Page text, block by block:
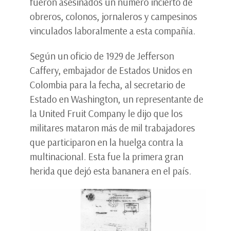
obreros, colonos, jornaleros y campesinos
vinculados laboralmente a esta compañía.
Según un oficio de 1929 de Jefferson
Caffery, embajador de Estados Unidos en
Colombia para la fecha, al secretario de
Estado en Washington, un representante de
la United Fruit Company le dijo que los
militares mataron más de mil trabajadores
que participaron en la huelga contra la
multinacional. Esta fue la primera gran
herida que dejó esta bananera en el país.